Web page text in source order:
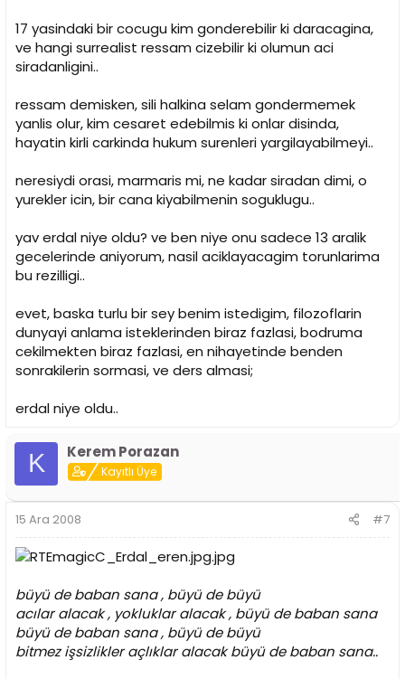
17 yasindaki bir cocugu kim gonderebilir ki daracagina,
ve hangi surrealist ressam cizebilir ki olumun aci
siradanligini..
ressam demisken, sili halkina selam gondermemek
yanlis olur, kim cesaret edebilmis ki onlar disinda,
hayatin kirli carkinda hukum surenleri yargilayabilmeyi..
neresiydi orasi, marmaris mi, ne kadar siradan dimi, o
yurekler icin, bir cana kiyabilmenin soguklugu..
yav erdal niye oldu? ve ben niye onu sadece 13 aralik
gecelerinde aniyorum, nasil aciklayacagim torunlarima
bu rezilligi..
evet, baska turlu bir sey benim istedigim, filozoflarin
dunyayi anlama isteklerinden biraz fazlasi, bodruma
cekilmekten biraz fazlasi, en nihayetinde benden
sonrakilerin sormasi, ve ders almasi;
erdal niye oldu..
K Kerem Porazan
Kayıtlı Üye
15 Ara 2008 #7
büyü de baban sana , büyü de büyü
acılar alacak , yokluklar alacak , büyü de baban sana
büyü de baban sana , büyü de büyü
bitmez işsizlikler açlıklar alacak büyü de baban sana..